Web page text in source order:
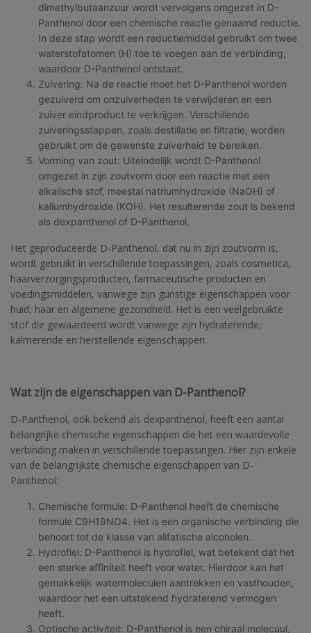
dimethylbutaanzuur wordt vervolgens omgezet in D-
Panthenol door een chemische reactie genaamd reductie.
In deze stap wordt een reductiemiddel gebruikt om twee
waterstofatomen (H) toe te voegen aan de verbinding,
waardoor D-Panthenol ontstaat.
Zuivering: Na de reactie moet het D-Panthenol worden
gezuiverd om onzuiverheden te verwijderen en een
zuiver eindproduct te verkrijgen. Verschillende
zuiveringsstappen, zoals destillatie en filtratie, worden
gebruikt om de gewenste zuiverheid te bereiken.
Vorming van zout: Uiteindelijk wordt D-Panthenol
omgezet in zijn zoutvorm door een reactie met een
alkalische stof, meestal natriumhydroxide (NaOH) of
kaliumhydroxide (KOH). Het resulterende zout is bekend
als dexpanthenol of D-Panthenol.
Het geproduceerde D-Panthenol, dat nu in zijn zoutvorm is,
wordt gebruikt in verschillende toepassingen, zoals cosmetica,
haarverzorgingsproducten, farmaceutische producten en
voedingsmiddelen, vanwege zijn gunstige eigenschappen voor
huid, haar en algemene gezondheid. Het is een veelgebruikte
stof die gewaardeerd wordt vanwege zijn hydraterende,
kalmerende en herstellende eigenschappen.
Wat zijn de eigenschappen van D-Panthenol?
D-Panthenol, ook bekend als dexpanthenol, heeft een aantal
belangrijke chemische eigenschappen die het een waardevolle
verbinding maken in verschillende toepassingen. Hier zijn enkele
van de belangrijkste chemische eigenschappen van D-
Panthenol:
Chemische formule: D-Panthenol heeft de chemische
formule C9H19NO4. Het is een organische verbinding die
behoort tot de klasse van alifatische alcoholen.
Hydrofiel: D-Panthenol is hydrofiel, wat betekent dat het
een sterke affiniteit heeft voor water. Hierdoor kan het
gemakkelijk watermoleculen aantrekken en vasthouden,
waardoor het een uitstekend hydraterend vermogen
heeft.
Optische activiteit: D-Panthenol is een chiraal molecuul,